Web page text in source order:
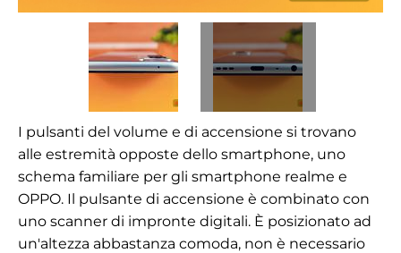
I pulsanti del volume e di accensione si trovano
alle estremità opposte dello smartphone, uno
schema familiare per gli smartphone realme e
OPPO. Il pulsante di accensione è combinato con
uno scanner di impronte digitali. È posizionato ad
un'altezza abbastanza comoda, non è necessario